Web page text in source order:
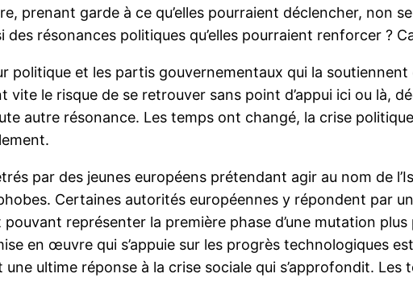
prenant garde à ce qu’elles pourraient déclencher, non
résonances politiques qu’elles pourraient renforcer ?
politique et les partis gouvernementaux qui la
le risque de se retrouver sans point d’appui ici ou là,
autre résonance. Les temps ont changé, la crise
par des jeunes européens prétendant agir au nom de
Certaines autorités européennes y répondent par
représenter la première phase d’une mutation
en œuvre qui s’appuie sur les progrès technologiques
ultime réponse à la crise sociale qui s’approfondit. Les